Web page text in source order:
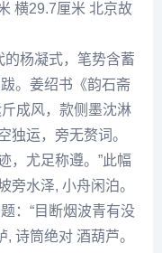
横29.7厘米 北京故
的杨凝式，笔势含蓄
。姜绍书《韵石斋
成风，款侧墨沈淋
独运，旁无赘词。
，尤足称遵。”此幅
旁水泽, 小舟闲泊。
：“目断烟波青有没
诗筒绝对 酒葫芦。